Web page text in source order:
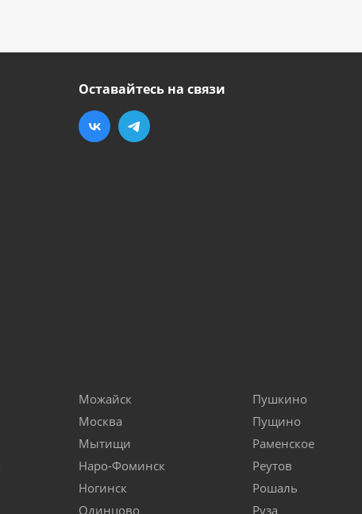
Оставайтесь на связи
Можайск
Москва
Мытищи
Наро-Фоминск
Ногинск
Одинцово
Пушкино
Пущино
Раменское
Реутов
Рошаль
Руза